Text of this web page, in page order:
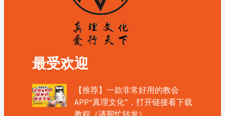
最受欢迎
【推荐】一款非常好用的教会
APP“真理文化”，打开链接看下载